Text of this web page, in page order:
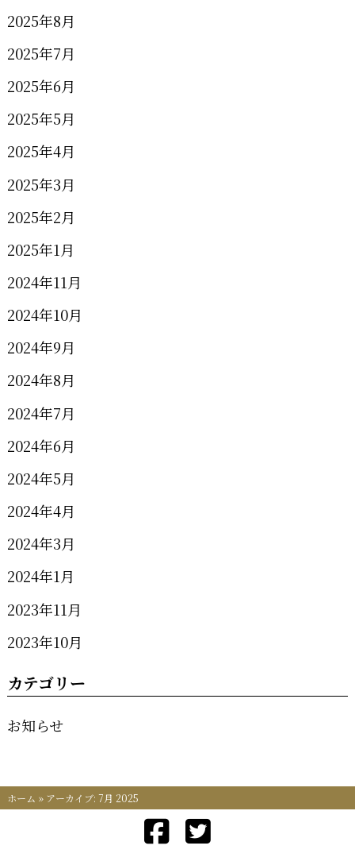
2025年8月
2025年7月
2025年6月
2025年5月
2025年4月
2025年3月
2025年2月
2025年1月
2024年11月
2024年10月
2024年9月
2024年8月
2024年7月
2024年6月
2024年5月
2024年4月
2024年3月
2024年1月
2023年11月
2023年10月
カテゴリー
お知らせ
ホーム » アーカイブ: 7月 2025